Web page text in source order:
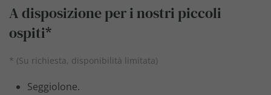
A disposizione per i nostri piccoli
ospiti*
* (Su richiesta, disponibilità limitata)
Seggiolone.